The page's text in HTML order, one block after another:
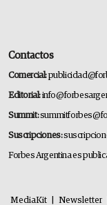
Contactos
Comercial:
Editorial:
Summit:
Suscripciones:
Forbes Argentina es
MediaKit Newsletter